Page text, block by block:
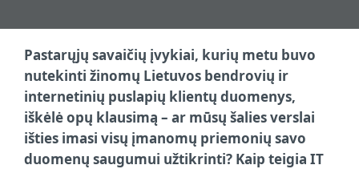
Pastarųjų savaičių įvykiai, kurių metu buvo
nutekinti žinomų Lietuvos bendrovių ir
internetinių puslapių klientų duomenys,
iškėlė opų klausimą – ar mūsų šalies verslai
išties imasi visų įmanomų priemonių savo
duomenų saugumui užtikrinti? Kaip teigia IT